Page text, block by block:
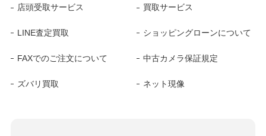
店頭受取サービス 買取サービス
LINE査定買取 ショッピングローンについて
FAXでのご注文について 中古カメラ保証規定
ズバリ買取 ネット現像